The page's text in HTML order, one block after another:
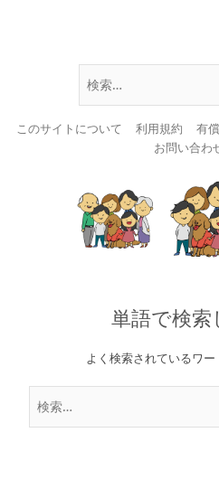
このサイトについて 利用規約 有
お問い合わ
content
単語で検索
よく検索されているワー